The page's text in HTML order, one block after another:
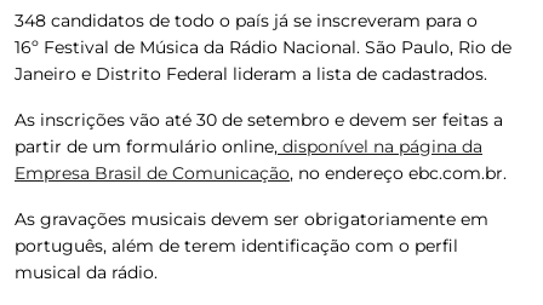
348 candidatos de todo o país já se inscreveram para o
16º Festival de Música da Rádio Nacional. São Paulo, Rio de
Janeiro e Distrito Federal lideram a lista de cadastrados.
As inscrições vão até 30 de setembro e devem ser feitas a
partir de um formulário online, disponível na página da
Empresa Brasil de Comunicação, no endereço ebc.com.br.
As gravações musicais devem ser obrigatoriamente em
português, além de terem identificação com o perfil
musical da rádio.